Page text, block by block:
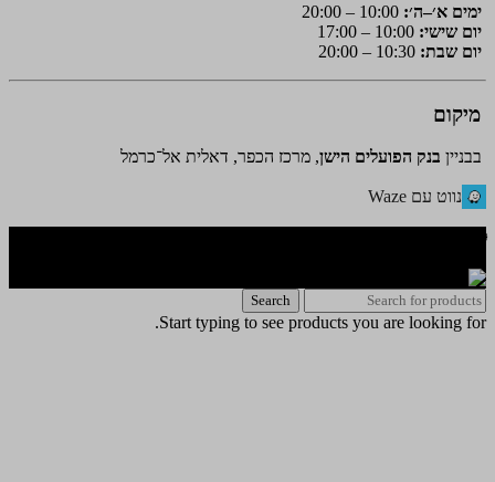
ימים א׳–ה׳:
יום שישי:
יום שבת:
מיקום
בבניין בנק הפועלים הישן, מרכז הכפר, דאלית אל־כרמל
נווט עם Waze
Search
Start typing to see products you are looking for.